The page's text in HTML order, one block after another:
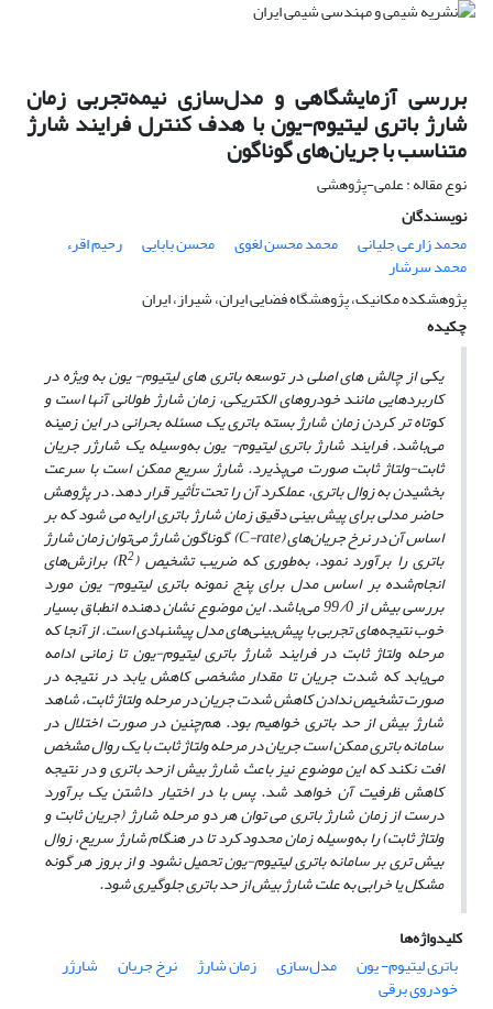
بررسی آزمایشگاهی و مدل‌سازی نیمه‌تجربی زمان
شارژ باتری لیتیوم-یون با هدف کنترل فرایند شارژ
متناسب با جریان‌های گوناگون
نوع مقاله : علمی-پژوهشی
نویسندگان
محمد زارعی جلیانی
محمد محسن لغوی محسن بابایی رحیم اقرء
محمد سرشار
پژوهشکده مکانیک، پژوهشگاه فضایی ایران، شیراز، ایران
چکیده
یکی از چالش­ های اصلی در توسعه باتری­ های لیتیوم- یون به ‌ویژه در
کاربردهایی مانند خودروهای الکتریکی، زمان شارژ طولانی آن­ها است و
کوتاه ­تر کردن زمان شارژ بسته باتری یک مسئله بحرانی در این زمینه
می‌باشد. فرایند شارژ باتری لیتیوم- یون به‌وسیله یک شارژر جریان
ثابت-ولتاژ ثابت صورت می‌پذیرد. شارژ سریع ممکن است با سرعت
بخشیدن به زوال باتری، عملکرد آن را تحت تأثیر قرار دهد. در پژوهش
حاضر مدلی برای پیش ­بینی دقیق زمان شارژ باتری ارایه می ­شود که بر
اساس آن در نرخ جریان‌های (C-rate) ­ گوناگون شارژ می‌توان زمان شارژ
باتری را برآورد نمود، به‌طوری که ضریب تشخیص (R2 ) برازش‌های
انجام‌شده بر اساس مدل برای پنج نمونه باتری لیتیوم- یون مورد
بررسی بیش از 99/0 می‌باشد. این موضوع نشان­ دهنده انطباق بسیار
خوب نتیجه‌های تجربی با پیش‌بینی‌های مدل پیشنهادی است. از آن­جا که
مرحله ولتاژ ثابت در فرایند شارژ باتری لیتیوم-یون تا زمانی ادامه
می‌یابد که شدت جریان تا مقدار مشخصی کاهش یابد در نتیجه در
صورت تشخیص ­ندادن کاهش شدت جریان در مرحله ولتاژ ثابت، شاهد
شارژ بیش از حد باتری خواهیم بود. هم‌چنین در صورت اختلال در
سامانه باتری ممکن است جریان در مرحله ولتاژ ثابت با یک روال مشخص
افت نکند که این موضوع نیز باعث شارژ بیش ازحد باتری و در نتیجه
کاهش ظرفیت آن خواهد شد. پس با در اختیار داشتن یک برآورد
درست از زمان شارژ باتری می ­توان هر دو مرحله شارژ (جریان ثابت و
ولتاژ ثابت) را به‌وسیله زمان محدود کرد تا در هنگام شارژ سریع، زوال
بیش تری بر سامانه باتری لیتیوم-یون تحمیل نشود و از بروز هر گونه
مشکل یا خرابی به علت شارژ بیش از حد باتری جلوگیری شود.
کلیدواژه‌ها
باتری لیتیوم- یون
مدل‌سازی زمان شارژ نرخ جریان شارژر
خودروی برقی